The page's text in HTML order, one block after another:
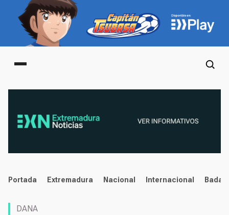
Main menu
noticias
Portada Extremadura Nacional Internacional
DANA